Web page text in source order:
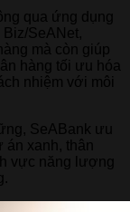
qua ứng dụng
SeANet,
mà còn giúp
hàng tối ưu hóa
nhiệm với môi
SeABank ưu
xanh, thân
vực năng lượng